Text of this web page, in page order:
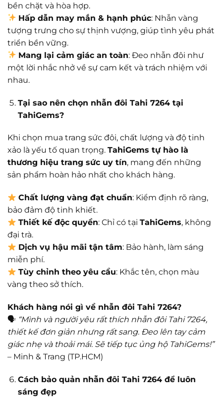
bền chặt và hòa hợp.
Hấp dẫn may mắn & hạnh phúc: Nhẫn vàng
tượng trưng cho sự thịnh vượng, giúp tình yêu phát
triển bền vững.
Mang lại cảm giác an toàn: Đeo nhẫn đôi như
một lời nhắc nhở về sự cam kết và trách nhiệm với
nhau.
Tại sao nên chọn nhẫn đôi Tahi 7264 tại
TahiGems?
Khi chọn mua trang sức đôi, chất lượng và độ tinh
xảo là yếu tố quan trọng. TahiGems tự hào là
thương hiệu trang sức uy tín, mang đến những
sản phẩm hoàn hảo nhất cho khách hàng.
Chất lượng vàng đạt chuẩn: Kiểm định rõ ràng,
bảo đảm độ tinh khiết.
Thiết kế độc quyền: Chỉ có tạiTahiGems, không
đại trà.
Dịch vụ hậu mãi tận tâm: Bảo hành, làm sáng
miễn phí.
Tùy chỉnh theo yêu cầu: Khắc tên, chọn màu
vàng theo sở thích.
Khách hàng nói gì về nhẫn đôi Tahi 7264?
🗣 “Mình và người yêu rất thích nhẫn đôi Tahi 7264,
thiết kế đơn giản nhưng rất sang. Đeo lên tay cảm
giác nhẹ và thoải mái. Sẽ tiếp tục ủng hộ TahiGems!”
– Minh & Trang (TP.HCM)
Cách bảo quản nhẫn đôi Tahi 7264 để luôn
sáng đẹp